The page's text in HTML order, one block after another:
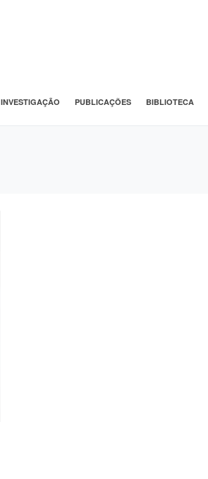
INVESTIGAÇÃO PUBLICAÇÕES BIBLIOTECA